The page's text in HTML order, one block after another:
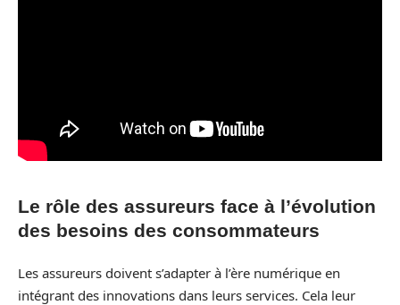
Le rôle des assureurs face à l’évolution
des besoins des consommateurs
Les assureurs doivent s’adapter à l’ère numérique en
intégrant des innovations dans leurs services. Cela leur